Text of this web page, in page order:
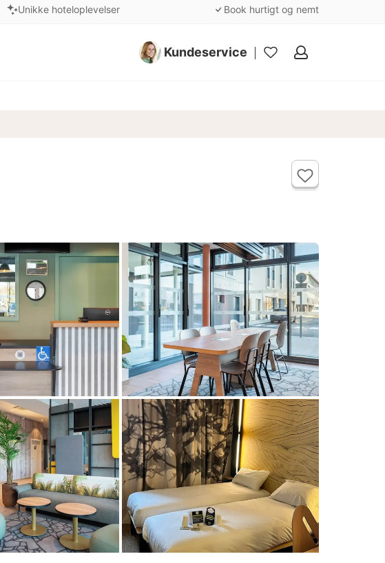
Unikke hoteloplevelser Book hurtigt og nemt
Kundeservice
Mine